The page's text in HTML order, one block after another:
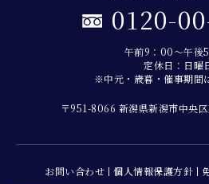
0120-
午前9：00～午後
定休日：日曜
※中元・歳暮・催事期間
〒951-8066 新潟県新潟市中央
お問い合わせ 個人情報保護方針